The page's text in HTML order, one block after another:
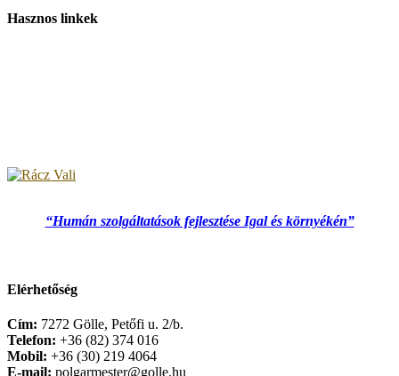
Hasznos linkek
“Humán szolgáltatások fejlesztése Igal és környékén”
Elérhetőség
Cím: 7272 Gölle, Petőfi u. 2/b.
Telefon: +36 (82) 374 016
Mobil: +36 (30) 219 4064
E-mail: polgarmester@golle.hu